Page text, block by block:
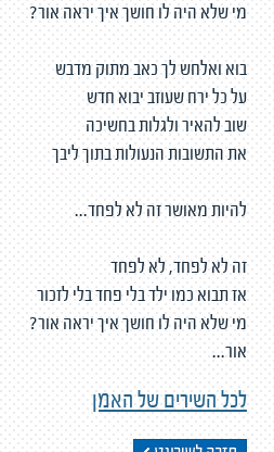
מי שלא היה לו חושך איך יראה אור?
בוא ואלחש לך כאב מתוק מדבש
על כל ירח שעוזב יבוא חדש
שוב להאיר ולגלות בחשיכה
את התשובות הנעולות בתוך ליבך
להיות מאושר זה לא לפחד...
זה לא לפחד, לא לפחד
אז תבוא כמו ילד בלי פחד בלי לזכור
מי שלא היה לו חושך איך יראה אור?
אור...
לכל השירים של האמן